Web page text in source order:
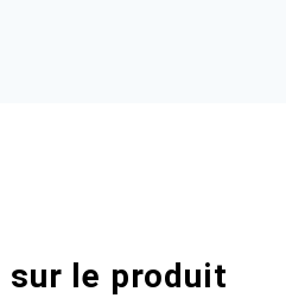
le produit